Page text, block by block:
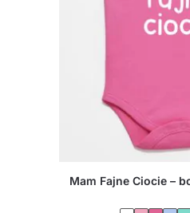
Mam Fajne Ciocie –